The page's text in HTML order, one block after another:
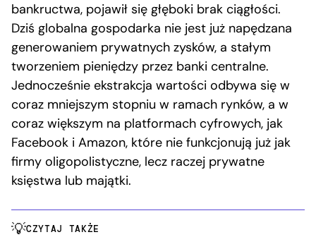
bankructwa, pojawił się głęboki brak ciągłości.
Dziś globalna gospodarka nie jest już napędzana
generowaniem prywatnych zysków, a stałym
tworzeniem pieniędzy przez banki centralne.
Jednocześnie ekstrakcja wartości odbywa się w
coraz mniejszym stopniu w ramach rynków, a w
coraz większym na platformach cyfrowych, jak
Facebook i Amazon, które nie funkcjonują już jak
firmy oligopolistyczne, lecz raczej prywatne
księstwa lub majątki.
CZYTAJ TAKŻE